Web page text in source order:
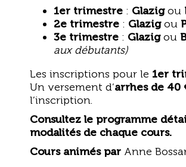
1er trimestre : Glazigou
2e trimestre : Glazigou
3e trimestre : Glazigou
aux débutants)
Les inscriptions pour le 1er
Un versement d’arrhes de 40
l’inscription.
Consultez le programme
modalités de chaque cours.
Cours animés par Anne